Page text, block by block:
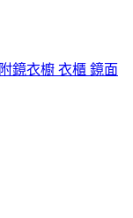
鏡衣櫥 衣櫃 鏡面